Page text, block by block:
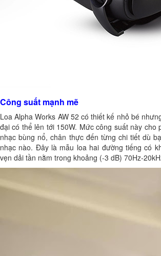
Công suất mạnh mẽ
Loa Alpha Works AW 52 có thiết kế nhỏ bé
đại có thể lên tới 150W. Mức công suất này cho
nhạc bùng nổ, chân thực đến từng chi tiết dù
nhạc nào. Đây là mẫu loa hai đường tiếng có
vẹn dải tần nằm trong khoảng (-3 dB) 70Hz-